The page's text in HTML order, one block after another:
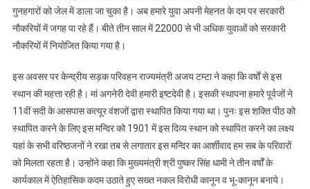
गुनहगारों को जेल में डाला जा चुका है। अब हमारे युवा अपनी मेहनत के दम पर सरकारी
नौकरियों में जगह पा रहे हैं। बीते तीन साल में 22000 से भी अधिक युवाओं को सरकारी
नौकरियों में नियोजित किया गया है।
इस अवसर पर केन्द्रीय सड़क परिवहन राज्यमंत्री अजय टम्टा ने कहा कि वर्षाें से इस
स्थान की महत्ता रही है। मां अगनेरी देवी हमारी इष्टदेवी है। इसकी स्थापना हमारे पूर्वजों ने
11वीं सदी के आसपास कत्यूर वंशजों द्वारा स्थापित किया गया था। पुनः इस शक्ति पीठ को
स्थापित करने के लिए इस मन्दिर को 1901 में इस दिव्य स्थान को स्थापित करने का लक्ष्य
यहां के सभी वरिष्ठजनों ने रखा तब से लगातार इस मन्दिर का आर्शीवाद हम सब के परिवारों
को मिलता रहता है। उन्होंने कहा कि मुख्यमंत्री श्री पुष्कर सिंह धामी ने तीन वर्षों के
कार्यकाल में ऐतिहासिक कदम उठाते हुए सख्त नकल विरोधी कानून व भू-कानून बनाये।